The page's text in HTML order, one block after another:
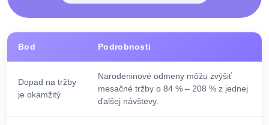
Bod Podrobnosti
Dopad na tržby
je okamžitý
Narodeninové odmeny môžu zvýšiť
mesačné tržby o 84 % – 208 % z jednej
ďalšej návštevy.